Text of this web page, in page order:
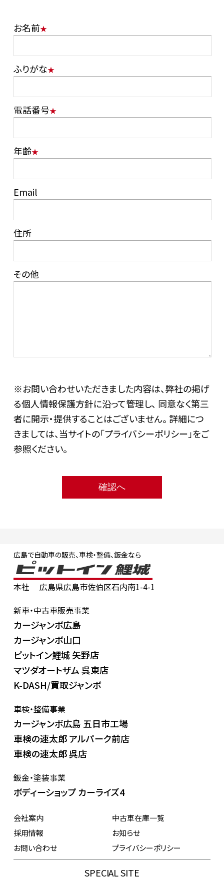
お名前
ふりがな
電話番号
年齢
Email
住所
その他
※お問い合わせいただきました内容は、弊社の掲げ
る個人情報保護方針に沿って管理し、 同意なく第三
者に開示・提供することはございません。 詳細につ
きましては、当サイトの「プライバシーポリシー」をご
参照ください。
広島で自動車の販売、車検・整備、鈑金なら
本社
広島県広島市佐伯区石内南1-4-1
新車・中古車販売事業
カージャンボ広島
カージャンボ山口
ピットイン鯉城 矢野店
マツダオートザム 呉東店
K-DASH/買取ジャンボ
車検・整備事業
カージャンボ広島 五日市工場
車検の速太郎 アルパーク前店
車検の速太郎 呉店
鈑金・塗装事業
ボディーショップ カーライズ4
会社案内
中古車在庫一覧
採用情報
お知らせ
お問い合わせ
プライバシーポリシー
SPECIAL SITE